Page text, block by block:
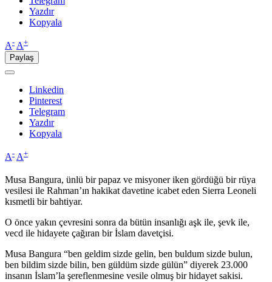
Yazdır
Kopyala
A- A+
Paylaş
Linkedin
Pinterest
Telegram
Yazdır
Kopyala
A- A+
Musa Bangura, ünlü bir papaz ve misyoner iken gördüğü bir rüya
vesilesi ile Rahman’ın hakikat davetine icabet eden Sierra Leoneli
kısmetli bir bahtiyar.
O önce yakın çevresini sonra da bütün insanlığı aşk ile, şevk ile,
vecd ile hidayete çağıran bir İslam davetçisi.
Musa Bangura “ben geldim sizde gelin, ben buldum sizde bulun,
ben bildim sizde bilin, ben güldüm sizde gülün” diyerek 23.000
insanın İslam’la şereflenmesine vesile olmuş bir hidayet sakisi.